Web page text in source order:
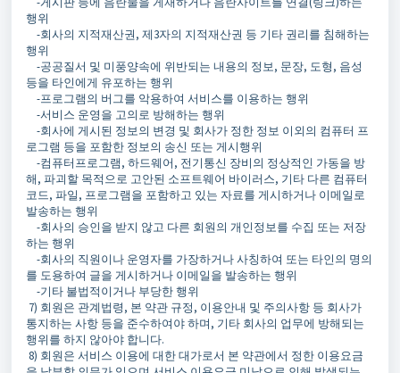
행위
-회사의 지적재산권, 제3자의 지적재산권 등 기타 권리를 침해하는
행위
-공공질서 및 미풍양속에 위반되는 내용의 정보, 문장, 도형, 음성
등을 타인에게 유포하는 행위
-프로그램의 버그를 악용하여 서비스를 이용하는 행위
-서비스 운영을 고의로 방해하는 행위
-회사에 게시된 정보의 변경 및 회사가 정한 정보 이외의 컴퓨터 프
로그램 등을 포함한 정보의 송신 또는 게시행위
-컴퓨터프로그램, 하드웨어, 전기통신 장비의 정상적인 가동을 방
해, 파괴할 목적으로 고안된 소프트웨어 바이러스, 기타 다른 컴퓨터
코드, 파일, 프로그램을 포함하고 있는 자료를 게시하거나 이메일로
발송하는 행위
-회사의 승인을 받지 않고 다른 회원의 개인정보를 수집 또는 저장
하는 행위
-회사의 직원이나 운영자를 가장하거나 사칭하여 또는 타인의 명의
를 도용하여 글을 게시하거나 이메일을 발송하는 행위
-기타 불법적이거나 부당한 행위
7) 회원은 관계법령, 본 약관 규정, 이용안내 및 주의사항 등 회사가
통지하는 사항 등을 준수하여야 하며, 기타 회사의 업무에 방해되는
행위를 하지 않아야 합니다.
8) 회원은 서비스 이용에 대한 대가로서 본 약관에서 정한 이용요금